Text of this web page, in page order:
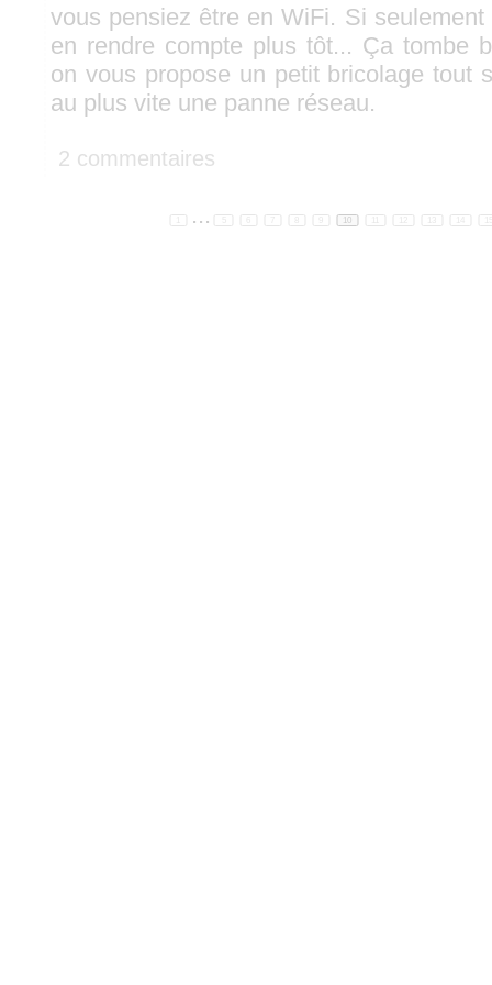
vous pensiez être en WiFi. Si
en rendre compte plus tôt... Ça tombe
on vous propose un petit bricolage tout
au plus vite une panne réseau.
2 commentaires
... 10